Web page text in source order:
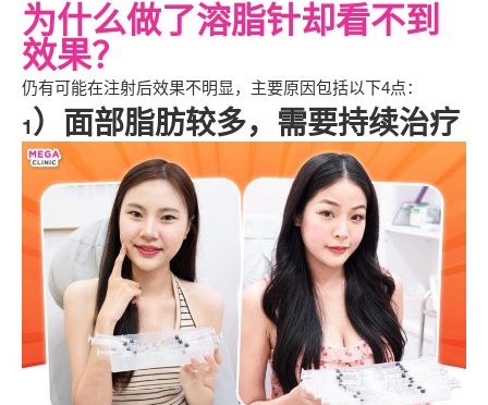
为什么做了溶脂针却看不到
效果？
仍有可能在注射后效果不明显，主要原因包括以下4点：
1）面部脂肪较多，需要持续治疗